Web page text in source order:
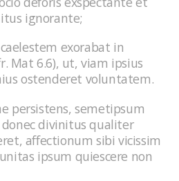
ignorante;
exorabat in
Mat 6.6), ut, viam ipsius
ostenderet voluntatem.
persistens, semetipsum
divinitus qualiter
affectionum sibi vicissim
ipsum quiescere non